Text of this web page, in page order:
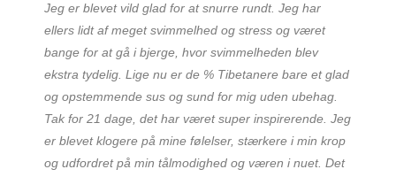
Jeg er blevet vild glad for at snurre rundt. Jeg har
ellers lidt af meget svimmelhed og stress og været
bange for at gå i bjerge, hvor svimmelheden blev
ekstra tydelig. Lige nu er de % Tibetanere bare et glad
og opstemmende sus og sund for mig uden ubehag.
Tak for 21 dage, det har været super inspirerende. Jeg
er blevet klogere på mine følelser, stærkere i min krop
og udfordret på min tålmodighed og væren i nuet. Det